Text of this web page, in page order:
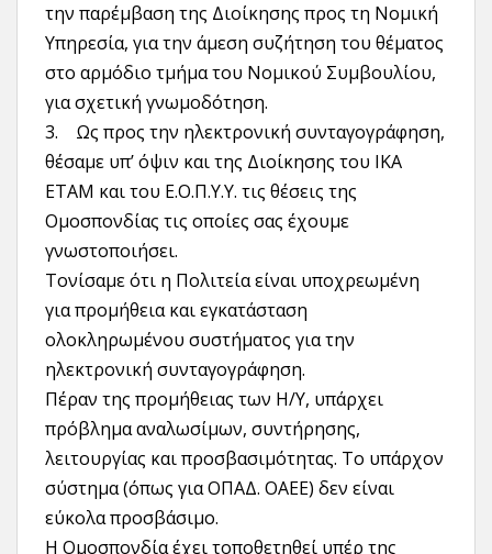
την παρέμβαση της Διοίκησης προς τη Νομική
Υπηρεσία, για την άμεση συζήτηση του θέματος
στο αρμόδιο τμήμα του Νομικού Συμβουλίου,
για σχετική γνωμοδότηση.
3. Ως προς την ηλεκτρονική συνταγογράφηση,
θέσαμε υπ’ όψιν και της Διοίκησης του ΙΚΑ
ΕΤΑΜ και του Ε.Ο.Π.Υ.Υ. τις θέσεις της
Ομοσπονδίας τις οποίες σας έχουμε
γνωστοποιήσει.
Τονίσαμε ότι η Πολιτεία είναι υποχρεωμένη
για προμήθεια και εγκατάσταση
ολοκληρωμένου συστήματος για την
ηλεκτρονική συνταγογράφηση.
Πέραν της προμήθειας των Η/Υ, υπάρχει
πρόβλημα αναλωσίμων, συντήρησης,
λειτουργίας και προσβασιμότητας. Το υπάρχον
σύστημα (όπως για ΟΠΑΔ. ΟΑΕΕ) δεν είναι
εύκολα προσβάσιμο.
Η Ομοσπονδία έχει τοποθετηθεί υπέρ της